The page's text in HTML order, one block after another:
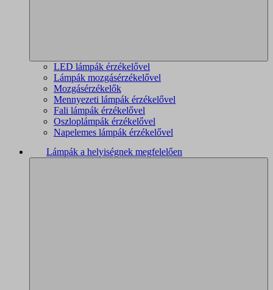
LED lámpák érzékelővel
Lámpák mozgásérzékelővel
Mozgásérzékelők
Mennyezeti lámpák érzékelővel
Fali lámpák érzékelővel
Oszloplámpák érzékelővel
Napelemes lámpák érzékelővel
Lámpák a helyiségnek megfelelően